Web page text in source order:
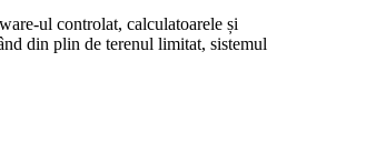
ul controlat, calculatoarele și
din plin de terenul limitat, sistemul